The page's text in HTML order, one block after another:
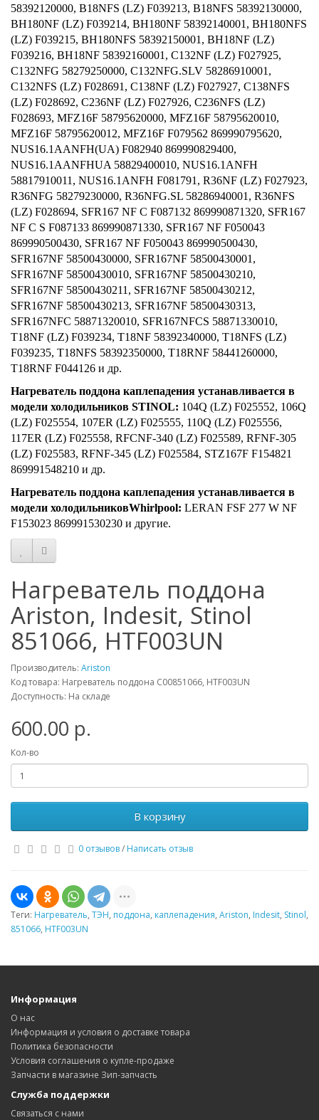
58392120000, B18NFS (LZ) F039213, B18NFS 58392130000,
BH180NF (LZ) F039214, BH180NF 58392140001, BH180NFS
(LZ) F039215, BH180NFS 58392150001, BH18NF (LZ)
F039216, BH18NF 58392160001, C132NF (LZ) F027925,
C132NFG 58279250000, C132NFG.SLV 58286910001,
C132NFS (LZ) F028691, C138NF (LZ) F027927, C138NFS
(LZ) F028692, C236NF (LZ) F027926, C236NFS (LZ)
F028693, MFZ16F 58795620000, MFZ16F 58795620010,
MFZ16F 58795620012, MFZ16F F079562 869990795620,
NUS16.1AANFH(UA) F082940 869990829400,
NUS16.1AANFHUA 58829400010, NUS16.1ANFH
58817910011, NUS16.1ANFH F081791, R36NF (LZ) F027923,
R36NFG 58279230000, R36NFG.SL 58286940001, R36NFS
(LZ) F028694, SFR167 NF C F087132 869990871320, SFR167
NF C S F087133 869990871330, SFR167 NF F050043
869990500430, SFR167 NF F050043 869990500430,
SFR167NF 58500430000, SFR167NF 58500430001,
SFR167NF 58500430010, SFR167NF 58500430210,
SFR167NF 58500430211, SFR167NF 58500430212,
SFR167NF 58500430213, SFR167NF 58500430313,
SFR167NFC 58871320010, SFR167NFCS 58871330010,
T18NF (LZ) F039234, T18NF 58392340000, T18NFS (LZ)
F039235, T18NFS 58392350000, T18RNF 58441260000,
T18RNF F044126 и др.
Нагреватель поддона каплепадения устанавливается в
модели холодильников STINOL: 104Q (LZ) F025552, 106Q
(LZ) F025554, 107ER (LZ) F025555, 110Q (LZ) F025556,
117ER (LZ) F025558, RFCNF-340 (LZ) F025589, RFNF-305
(LZ) F025583, RFNF-345 (LZ) F025584, STZ167F F154821
869991548210 и др.
Нагреватель поддона каплепадения устанавливается в
модели холодильниковWhirlpool: LERAN FSF 277 W NF
F153023 869991530230 и другие.
Нагреватель поддона
Ariston, Indesit, Stinol
851066, HTF003UN
Производитель: Ariston
Код товара: Нагреватель поддона C00851066, HTF003UN
Доступность: На складе
600.00 р.
Кол-во
В корзину
0 отзывов/ Написать отзыв
Теги: Нагреватель, ТЭН, поддона, каплепадения, Ariston, Indesit, Stinol,
851066, HTF003UN
Информация
О нас
Информация и условия о доставке товара
Политика безопасности
Условия соглашения о купле-продаже
Запчасти в магазине Зип-запчасть
Служба поддержки
Связаться с нами